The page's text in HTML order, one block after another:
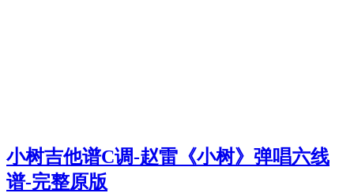
小树吉他谱C调-赵雷《小树》弹唱六线
谱-完整原版